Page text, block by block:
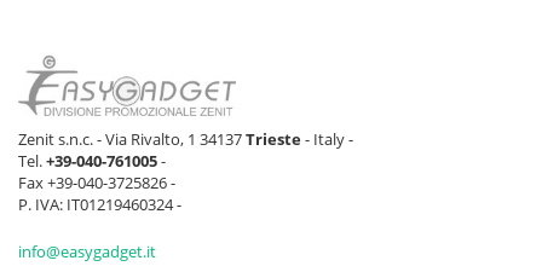
Zenit s.n.c. - Via Rivalto, 1 34137Trieste- Italy -
Tel.+39-040-761005-
Fax +39-040-3725826 -
P. IVA: IT01219460324 -
info@easygadget.it